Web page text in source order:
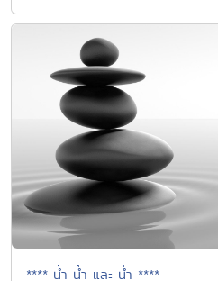
**** น้ำ น้ำ และ น้ำ ****